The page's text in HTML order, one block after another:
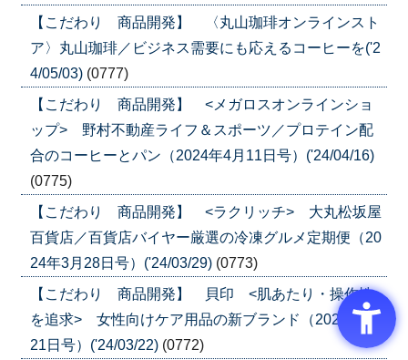
【こだわり 商品開発】 〈丸山珈琲オンラインスト
ア〉丸山珈琲／ビジネス需要にも応えるコーヒーを('2
4/05/03) (0777)
【こだわり 商品開発】 <メガロスオンラインショ
ップ> 野村不動産ライフ＆スポーツ／プロテイン配
合のコーヒーとパン（2024年4月11日号）('24/04/16)
(0775)
【こだわり 商品開発】 <ラクリッチ> 大丸松坂屋
百貨店／百貨店バイヤー厳選の冷凍グルメ定期便（20
24年3月28日号）('24/03/29) (0773)
【こだわり 商品開発】 貝印 <肌あたり・操作性
を追求> 女性向けケア用品の新ブランド（2024年3月
21日号）('24/03/22) (0772)